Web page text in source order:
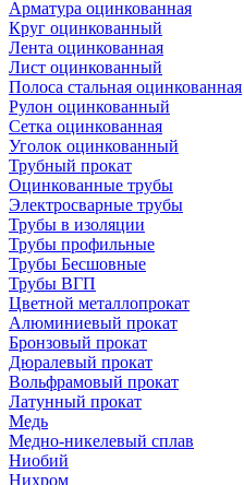
Арматура оцинкованная
Круг оцинкованный
Лента оцинкованная
Лист оцинкованный
Полоса стальная оцинкованная
Рулон оцинкованный
Сетка оцинкованная
Уголок оцинкованный
Трубный прокат
Оцинкованные трубы
Электросварные трубы
Трубы в изоляции
Трубы профильные
Трубы Бесшовные
Трубы ВГП
Цветной металлопрокат
Алюминиевый прокат
Бронзовый прокат
Дюралевый прокат
Вольфрамовый прокат
Латунный прокат
Медь
Медно-никелевый сплав
Ниобий
Нихром